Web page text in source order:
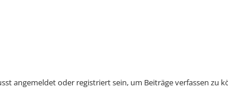
angemeldet oder registriert sein, um Beiträge verfassen zu